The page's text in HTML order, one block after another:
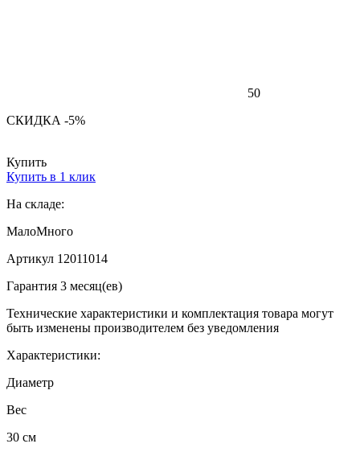
50
СКИДКА -5%
Купить
Купить в 1 клик
На складе:
МалоМного
Артикул 12011014
Гарантия 3 месяц(ев)
Технические характеристики и комплектация товара могут
быть изменены производителем без уведомления
Характеристики:
Диаметр
Вес
30 см